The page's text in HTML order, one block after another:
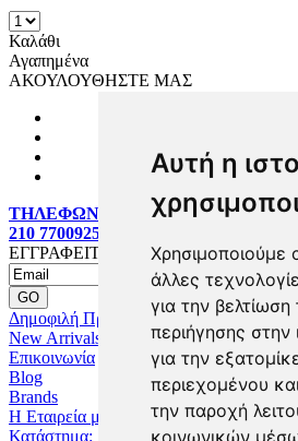
Αυτή η
Χρησιμοποιούμε
άλλες
για την βελτίωση
περιήγησης στην
για την
περιεχομένου
την παροχή
κοινωνικών
Καλάθι
Αγαπημένα
ΑΚΟΥΛΟΥΘΗΣΤΕ ΜΑΣ
ΤΗΛΕΦΩΝΙΚΕΣ ΠΑΡΑΓΓΕΛΙΕΣ:
210 7700925
ΕΓΓΡΑΦΕΙΤΕ MAILING LIST
Δημοφιλή Προϊόντα
New Arrivals
Επικοινωνία
Blog
Brands
Η Εταιρεία μας
Κατάστημα: Ζωγράφου